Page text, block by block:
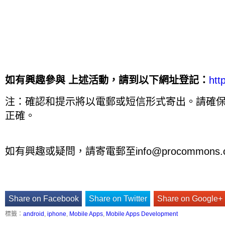
如有興趣參與 上述活動，請到以下網址登記：
注：確認和提示將以電郵或短信形式寄出。請確
正確。
如有興趣或疑問，請寄電郵至
Share on Facebook Share on Twitter Share on Google+
標籤： android , iphone, Mobile Apps, Mobile Apps Development